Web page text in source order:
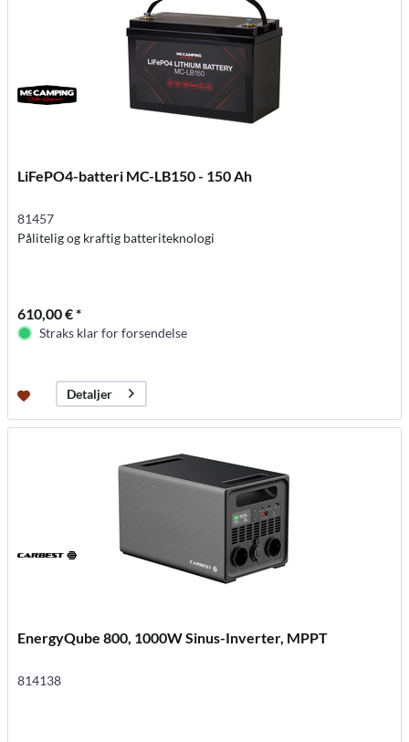
LiFePO4-batteri MC-LB150 - 150 Ah
81457
Pålitelig og kraftig batteriteknologi
610,00 € *
Straks klar for forsendelse
Detaljer
EnergyQube 800, 1000W Sinus-Inverter, MPPT
814138